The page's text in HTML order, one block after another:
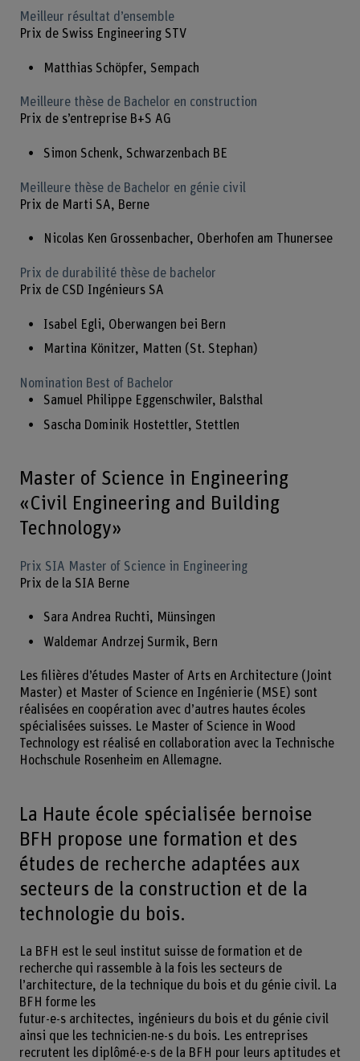
Meilleur résultat d’ensemble
Prix de Swiss Engineering STV
Matthias Schöpfer, Sempach
Meilleure thèse de Bachelor en construction
Prix de s’entreprise B+S AG
Simon Schenk, Schwarzenbach BE
Meilleure thèse de Bachelor en génie civil
Prix de Marti SA, Berne
Nicolas Ken Grossenbacher, Oberhofen am Thunersee
Prix de durabilité thèse de bachelor
Prix de CSD Ingénieurs SA
Isabel Egli, Oberwangen bei Bern
Martina Könitzer, Matten (St. Stephan)
Nomination Best of Bachelor
Samuel Philippe Eggenschwiler, Balsthal
Sascha Dominik Hostettler, Stettlen
Master of Science in Engineering
«Civil Engineering and Building
Technology»
Prix SIA Master of Science in Engineering
Prix de la SIA Berne
Sara Andrea Ruchti, Münsingen
Waldemar Andrzej Surmik, Bern
Les filières d’études Master of Arts en Architecture (Joint
Master) et Master of Science en Ingénierie (MSE) sont
réalisées en coopération avec d’autres hautes écoles
spécialisées suisses. Le Master of Science in Wood
Technology est réalisé en collaboration avec la Technische
Hochschule Rosenheim en Allemagne.
La Haute école spécialisée bernoise
BFH propose une formation et des
études de recherche adaptées aux
secteurs de la construction et de la
technologie du bois.
La BFH est le seul institut suisse de formation et de
recherche qui rassemble à la fois les secteurs de
l’architecture, de la technique du bois et du génie civil. La
BFH forme les
futur-e-s architectes, ingénieurs du bois et du génie civil
ainsi que les technicien-ne-s du bois. Les entreprises
recrutent les diplômé-e-s de la BFH pour leurs aptitudes et